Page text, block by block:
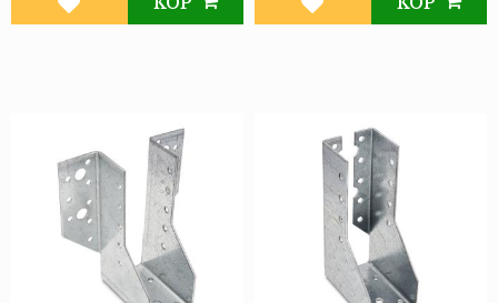
Lägg till i favoriter Lägg till i favoriter